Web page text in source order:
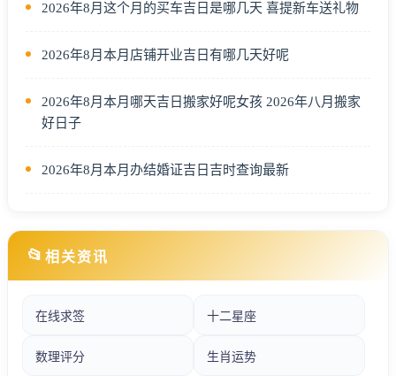
2026年8月这个月的买车吉日是哪几天 喜提新车送礼物
2026年8月本月店铺开业吉日有哪几天好呢
2026年8月本月哪天吉日搬家好呢女孩 2026年八月搬家
好日子
2026年8月本月办结婚证吉日吉时查询最新
📂 相关资讯
在线求签 十二星座
数理评分 生肖运势